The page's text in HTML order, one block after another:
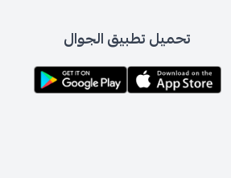
تحميل تطبيق الجوال